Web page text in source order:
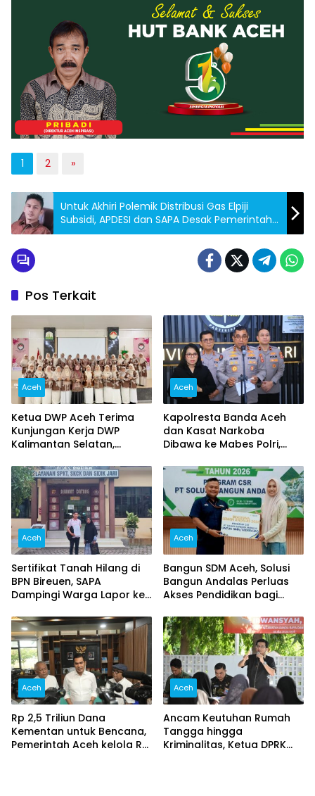
1 2 »
Untuk Akhiri Polemik Distribusi Gas Elpiji
Subsidi, APDESI dan SAPA Desak Pemerintah
Alihkan Distribusi Gas 3 Kg ke BUMG
Pos Terkait
Aceh
Ketua DWP Aceh Terima
Kunjungan Kerja DWP
Kalimantan Selatan,
Kolaborasi
Aceh
Kapolresta Banda Aceh
dan Kasat Narkoba
Dibawa ke Mabes Polri,
Berjalan Profesional dan
Transparan
Aceh
Sertifikat Tanah Hilang di
BPN Bireuen, SAPA
Dampingi Warga Lapor ke
Aceh
Bangun SDM Aceh, Solusi
Bangun Andalas Perluas
Akses Pendidikan bagi
Aceh
Rp 2,5 Triliun Dana
Kementan untuk Bencana,
Pemerintah Aceh kelola Rp
Aceh
Ancam Keutuhan Rumah
Tangga hingga
Kriminalitas, Ketua DPRK